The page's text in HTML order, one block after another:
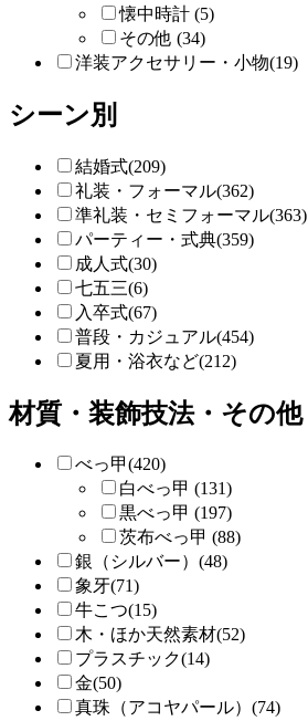
懐中時計 (5)
その他 (34)
洋装アクセサリー・小物(19)
シーン別
結婚式(209)
礼装・フォーマル(362)
準礼装・セミフォーマル(363)
パーティー・式典(359)
成人式(30)
七五三(6)
入卒式(67)
普段・カジュアル(454)
夏用・浴衣など(212)
材質・装飾技法・その他
べっ甲(420)
白べっ甲 (131)
黒べっ甲 (197)
茨布べっ甲 (88)
銀（シルバー）(48)
象牙(71)
牛こつ(15)
木・ほか天然素材(52)
プラスチック(14)
金(50)
真珠（アコヤパール）(74)